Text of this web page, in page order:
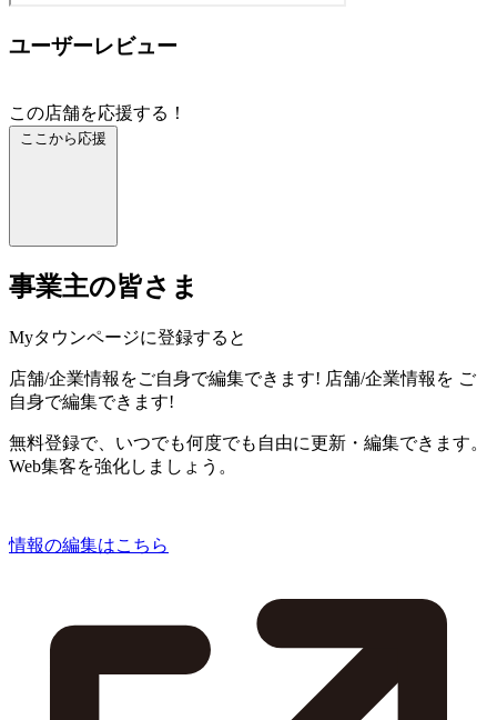
ユーザーレビュー
この店舗を応援する！
ここから応援
事業主の皆さま
Myタウンページに登録すると
店舗/企業情報をご自身で編集できます! 店舗/企業情報を ご
自身で編集できます!
無料登録で、いつでも何度でも自由に更新・編集できます。
Web集客を強化しましょう。
情報の編集はこちら